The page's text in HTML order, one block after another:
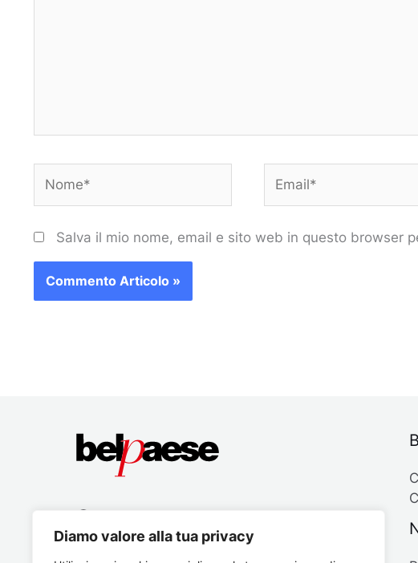
Diamo valore alla tua privacy
Salva il mio nome, email e sito web in questo browser